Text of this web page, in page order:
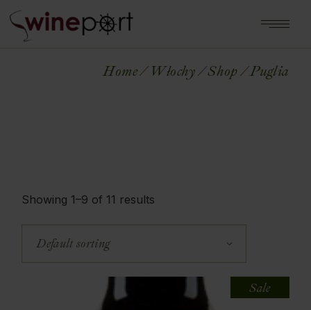
Home Włochy Shop Puglia
Showing 1–9 of 11 results
Default sorting
Sale